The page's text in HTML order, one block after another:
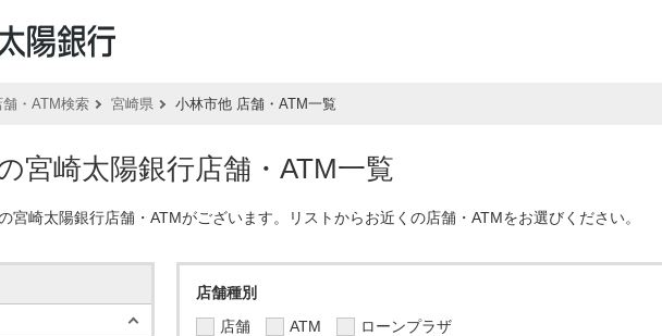
舗・ATM検索 宮崎県 小林市他 店舗・ATM一覧
宮崎太陽銀行店舗・ATM一覧
宮崎太陽銀行店舗・ATMがございます。リストからお近くの店舗・ATMをお選びください。
店舗種別
店舗
ATM ローンプラザ